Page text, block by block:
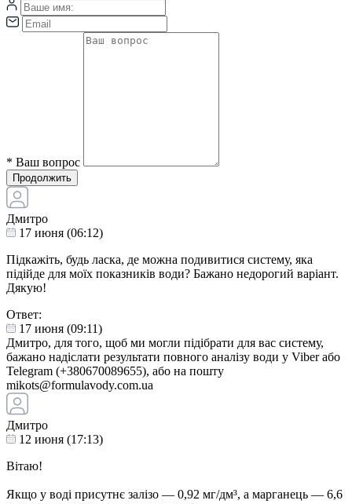
* Ваш вопрос
Продолжить
Дмитро
17 июня (06:12)
Підкажіть, будь ласка, де можна подивитися систему, яка
підійде для моїх показників води? Бажано недорогий варіант.
Дякую!
Ответ:
17 июня (09:11)
Дмитро, для того, щоб ми могли підібрати для вас систему,
бажано надіслати результати повного аналізу води у Viber або
Telegram (+380670089655), або на пошту
mikots@formulavody.com.ua
Дмитро
12 июня (17:13)
Вітаю!
Якщо у воді присутнє залізо — 0,92 мг/дм³, а марганець — 6,6